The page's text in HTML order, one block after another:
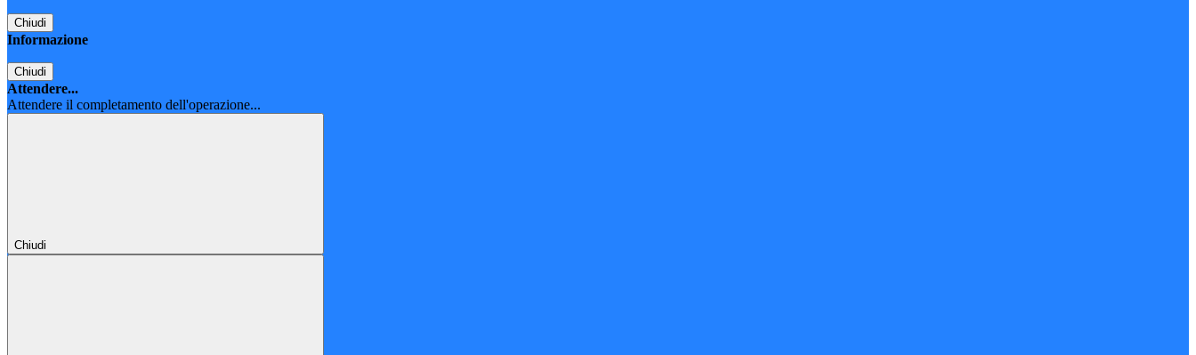
Chiudi
Informazione
Chiudi
Attendere...
Attendere il completamento dell'operazione...
Chiudi